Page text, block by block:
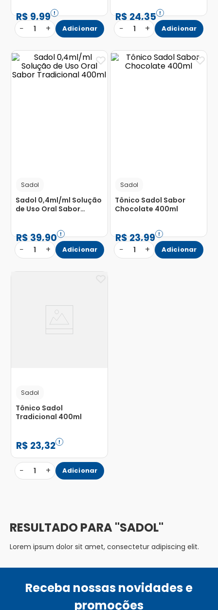
R$9,99
− 1 + Adicionar
R$24,35
− 1 + Adicionar
Sadol
Sadol 0,4ml/ml Solução
de Uso Oral Sabor
R$39,90
− 1 + Adicionar
Sadol
Tônico Sadol Sabor
Chocolate 400ml
R$23,99
− 1 + Adicionar
Sadol
Tônico Sadol
Tradicional 400ml
R$ 23,32
− 1 + Adicionar
SADOL
Lorem ipsum dolor sit amet, consectetur adipiscing elit.
Receba nossas novidades e
promoções